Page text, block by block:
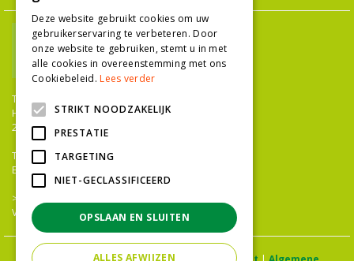
TUINCENTRUM NIEUW-HANENBURG
Hanenburglaan 266
2565 HC Den Haag
T.
070 36 052 92
E.
>>
Vacatures
Deze website gebruikt cookies om uw
gebruikerservaring te verbeteren. Door
onze website te gebruiken, stemt u in met
alle cookies in overeenstemming met ons
Cookiebeleid.Lees verder
STRIKT NOODZAKELIJK
PRESTATIE
TARGETING
NIET-GECLASSIFICEERD
OPSLAAN EN SLUITEN
ALLES AFWIJZEN